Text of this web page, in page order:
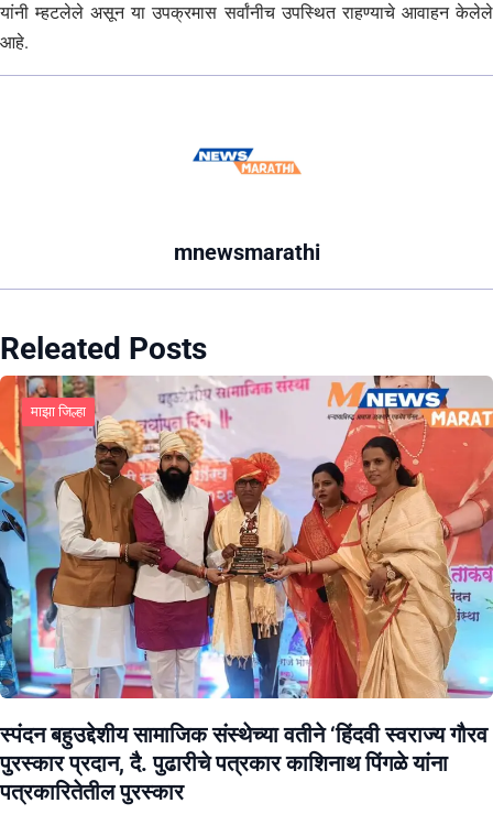
यांनी म्हटलेले असून या उपक्रमास सर्वांनीच उपस्थित राहण्याचे आवाहन केलेले
आहे.
mnewsmarathi
Releated Posts
माझा जिल्हा
स्पंदन बहुउद्देशीय सामाजिक संस्थेच्या वतीने ‘हिंदवी स्वराज्य गौरव
पुरस्कार प्रदान, दै. पुढारीचे पत्रकार काशिनाथ पिंगळे यांना
पत्रकारितेतील पुरस्कार